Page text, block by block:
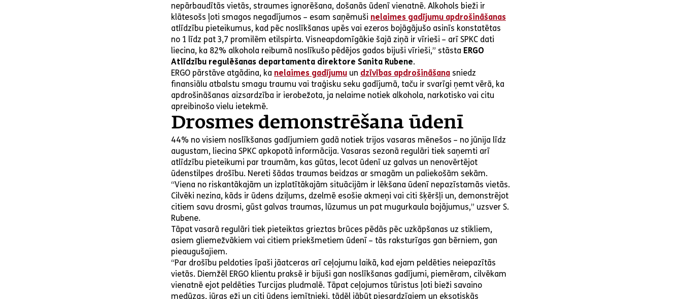
nepārbaudītās vietās, straumes ignorēšana, došanās ūdenī vienatnē. Alkohols bieži ir
klātesošs ļoti smagos negadījumos – esam saņēmuši nelaimes gadījumu apdrošināšanas
atlīdzību pieteikumus, kad pēc noslīkšanas upēs vai ezeros bojāgājušo asinīs konstatētas
no 1 līdz pat 3,7 promilēm etilspirta. Visneapdomīgākie šajā ziņā ir vīrieši – arī SPKC dati
liecina, ka 82% alkohola reibumā noslīkušo pēdējos gados bijuši vīrieši,” stāsta ERGO
Atlīdzību regulēšanas departamenta direktore Sanita Rubene.
ERGO pārstāve atgādina, ka nelaimes gadījumu un dzīvības apdrošināšana sniedz
finansiālu atbalstu smagu traumu vai traģisku seku gadījumā, taču ir svarīgi ņemt vērā, ka
apdrošināšanas aizsardzība ir ierobežota, ja nelaime notiek alkohola, narkotisko vai citu
apreibinošo vielu ietekmē.
Drosmes demonstrēšana ūdenī
44% no visiem noslīkšanas gadījumiem gadā notiek trijos vasaras mēnešos – no jūnija līdz
augustam, liecina SPKC apkopotā informācija. Vasaras sezonā regulāri tiek saņemti arī
atlīdzību pieteikumi par traumām, kas gūtas, lecot ūdenī uz galvas un nenovērtējot
ūdenstilpes drošību. Nereti šādas traumas beidzas ar smagām un paliekošām sekām.
“Viena no riskantākajām un izplatītākajām situācijām ir lēkšana ūdenī nepazīstamās vietās.
Cilvēki nezina, kāds ir ūdens dziļums, dzelmē esošie akmeņi vai citi šķēršļi un, demonstrējot
citiem savu drosmi, gūst galvas traumas, lūzumus un pat mugurkaula bojājumus,” uzsver S.
Rubene.
Tāpat vasarā regulāri tiek pieteiktas grieztas brūces pēdās pēc uzkāpšanas uz stikliem,
asiem gliemežvākiem vai citiem priekšmetiem ūdenī – tās raksturīgas gan bērniem, gan
pieaugušajiem.
“Par drošību peldoties īpaši jāatceras arī ceļojumu laikā, kad ejam peldēties neiepazītās
vietās. Diemžēl ERGO klientu praksē ir bijuši gan noslīkšanas gadījumi, piemēram, cilvēkam
vienatnē ejot peldēties Turcijas pludmalē. Tāpat ceļojumos tūristus ļoti bieži savaino
medūzas, jūras eži un citi ūdens iemītnieki, tādēļ jābūt piesardzīgiem un eksotiskās